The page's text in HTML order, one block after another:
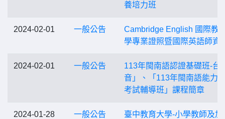
養培力班
2024-02-01 一般公告
Cambridge English 國際教
學專業證照暨國際英語師資
2024-02-01 一般公告
113年閩南語認證基礎班-台
音」、「113年閩南語能力
考試輔導班」課程簡章
2024-01-28 一般公告
臺中教育大學-小學教師及加